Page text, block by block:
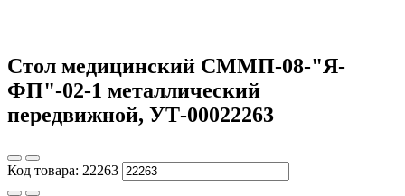
Стол медицинский СММП-08-"Я-
ФП"-02-1 металлический
передвижной, УТ-00022263
Код товара: 22263